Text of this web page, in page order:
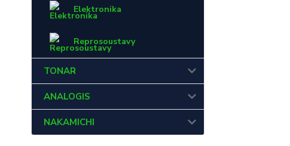
Elektronika
Reprosoustavy
TONAR
ANALOGIS
NAKAMICHI